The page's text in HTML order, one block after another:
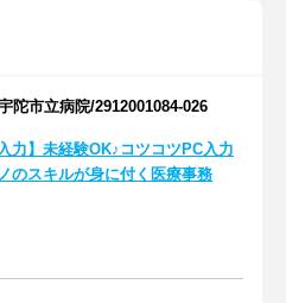
市立病院/2912001084-026
力】未経験OK♪コツコツPC入力
のスキルが身に付く医療事務